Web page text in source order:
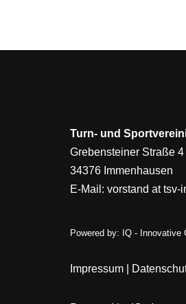
Turn- und
Grebensteiner Straße 4
34376 Immenhausen
E-Mail: vorstand at tsv-
Powered by: IQ - Innovative
Impressum